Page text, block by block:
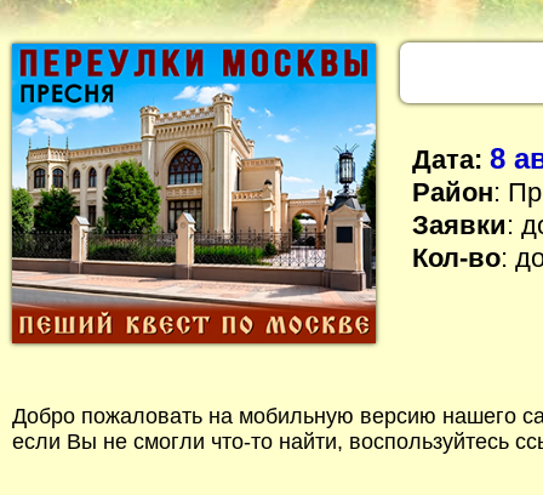
Дата: 8
Район:
Заявки:
Кол-во:
Добро пожаловать на мобильную версию нашего
если Вы не смогли что-то найти, воспользуйтесь